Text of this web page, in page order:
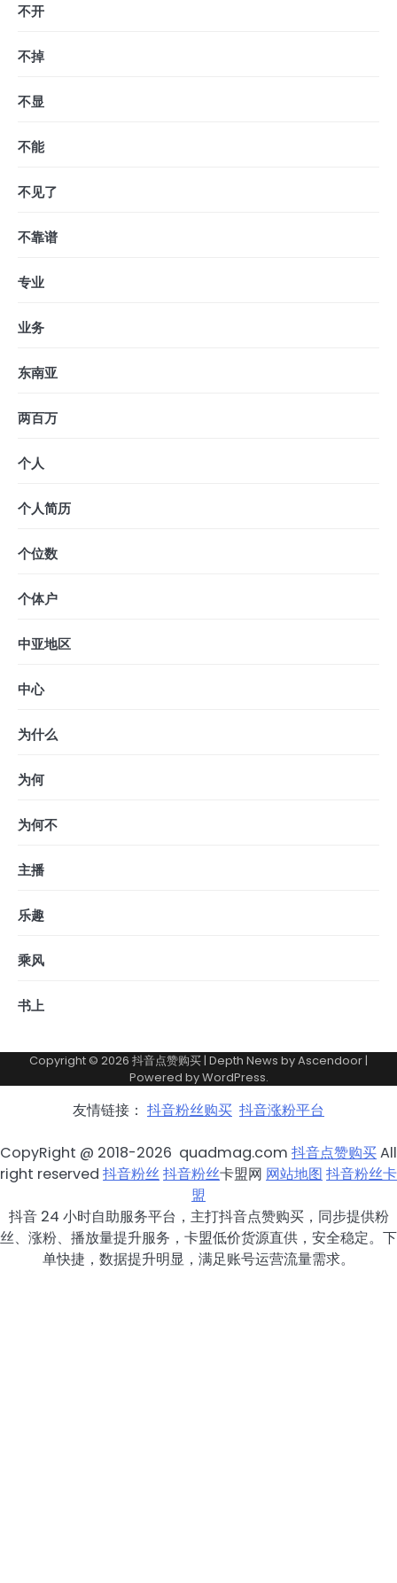
不开
不掉
不显
不能
不见了
不靠谱
专业
业务
东南亚
两百万
个人
个人简历
个位数
个体户
中亚地区
中心
为什么
为何
为何不
主播
乐趣
乘风
书上
Copyright © 2026 抖音点赞购买| Depth News byAscendoor|
Powered byWordPress.
友情链接： 抖音粉丝购买 抖音涨粉平台
CopyRight @ 2018-2026 quadmag.com 抖音点赞购买All
right reserved 抖音粉丝抖音粉丝卡盟网 网站地图 抖音粉丝卡
盟
抖音 24 小时自助服务平台，主打抖音点赞购买，同步提供粉
丝、涨粉、播放量提升服务，卡盟低价货源直供，安全稳定。下
单快捷，数据提升明显，满足账号运营流量需求。